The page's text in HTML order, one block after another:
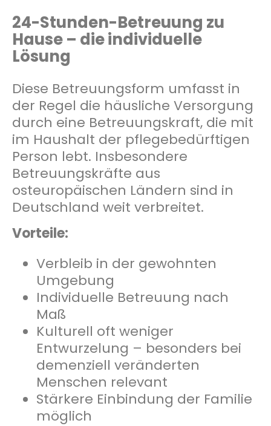
24-Stunden-Betreuung zu
Hause – die individuelle
Lösung
Diese Betreuungsform umfasst in
der Regel die häusliche Versorgung
durch eine Betreuungskraft, die mit
im Haushalt der pflegebedürftigen
Person lebt. Insbesondere
Betreuungskräfte aus
osteuropäischen Ländern sind in
Deutschland weit verbreitet.
Vorteile:
Verbleib in der gewohnten
Umgebung
Individuelle Betreuung nach
Maß
Kulturell oft weniger
Entwurzelung – besonders bei
demenziell veränderten
Menschen relevant
Stärkere Einbindung der Familie
möglich